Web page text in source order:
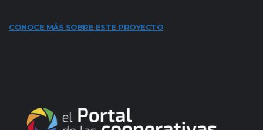
CONOCE MÁS SOBRE ESTE PROYECTO